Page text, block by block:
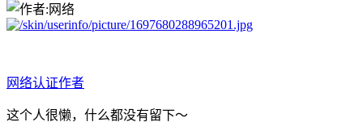
网络认证作者
这个人很懒，什么都没有留下～